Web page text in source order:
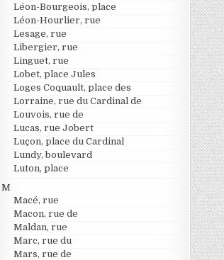
Léon-Bourgeois, place
Léon-Hourlier, rue
Lesage, rue
Libergier, rue
Linguet, rue
Lobet, place Jules
Loges Coquault, place des
Lorraine, rue du Cardinal de
Louvois, rue de
Lucas, rue Jobert
Luçon, place du Cardinal
Lundy, boulevard
Luton, place
M
Macé, rue
Macon, rue de
Maldan, rue
Marc, rue du
Mars, rue de